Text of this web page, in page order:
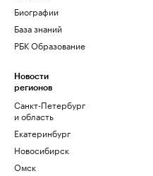
Биографии
База знаний
РБК Образование
Новости
регионов
Санкт-Петербург
и область
Екатеринбург
Новосибирск
Омск